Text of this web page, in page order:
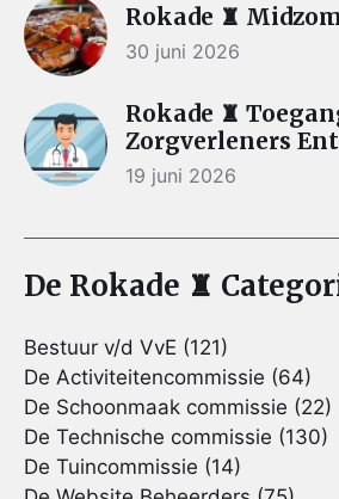
Rokade ♜
30 juni 2026
Rokade ♜
Zorgverleners
19 juni 2026
De Rokade ♜
Bestuur v/d VvE (121)
De Activiteitencommissie (64)
De Schoonmaak commissie (22)
De Technische commissie (130)
De Tuincommissie (14)